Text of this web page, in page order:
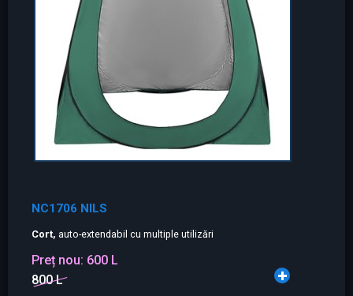
NC1706 NILS
Cort, auto-extendabil cu multiple utilizări
Preț nou: 600 L
800 L